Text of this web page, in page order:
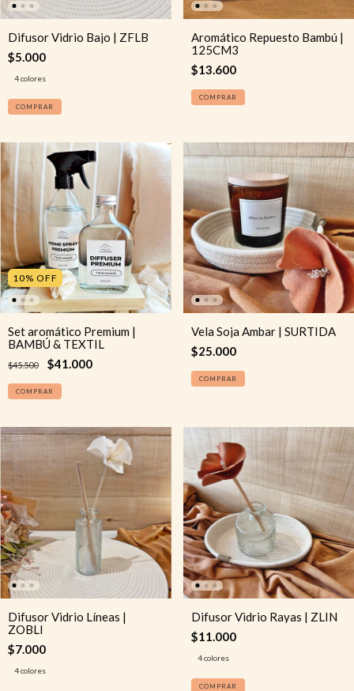
Difusor Vidrio Bajo | ZFLB
$5.000
4 colores
COMPRAR
Aromático Repuesto Bambú |
125CM3
$13.600
COMPRAR
10% OFF
Set aromático Premium |
BAMBÚ & TEXTIL
$45.500 $41.000
COMPRAR
Vela Soja Ambar | SURTIDA
$25.000
Difusor Vidrio Líneas |
ZOBLI
$7.000
4 colores
Difusor Vidrio Rayas | ZLIN
$11.000
4 colores
COMPRAR